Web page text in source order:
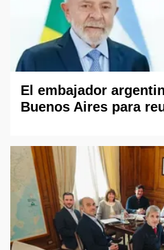
El embajador
Buenos Aires para